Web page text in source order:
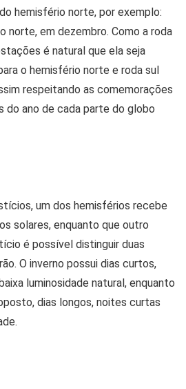
hemisfério norte, por exemplo:
norte, em dezembro. Como a roda
é natural que ela seja
o hemisfério norte e roda sul
respeitando as comemorações
do ano de cada parte do globo
um dos hemisférios recebe
solares, enquanto que outro
é possível distinguir duas
O inverno possui dias curtos,
luminosidade natural, enquanto
dias longos, noites curtas